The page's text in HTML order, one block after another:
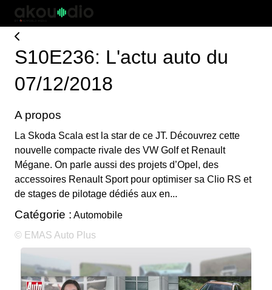
S10E236: L'actu auto du
07/12/2018
A propos
La Skoda Scala est la star de ce JT. Découvrez cette
nouvelle compacte rivale des VW Golf et Renault
Mégane. On parle aussi des projets d’Opel, des
accessoires Renault Sport pour optimiser sa Clio RS et
de stages de pilotage dédiés aux en...
Catégorie : Automobile
© EMAS Auto Plus